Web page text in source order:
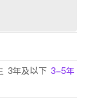
3年及以下 3-5年